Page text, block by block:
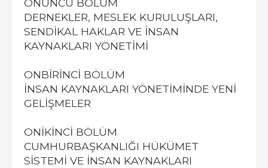
ONUNCU BÖLÜM
DERNEKLER, MESLEK KURULUŞLARI,
SENDİKAL HAKLAR VE İNSAN
KAYNAKLARI YÖNETİMİ
ONBİRİNCİ BÖLÜM
İNSAN KAYNAKLARI YÖNETİMİNDE YENİ
GELİŞMELER
ONİKİNCİ BÖLÜM
CUMHURBAŞKANLIĞI HÜKÜMET
SİSTEMİ VE İNSAN KAYNAKLARI